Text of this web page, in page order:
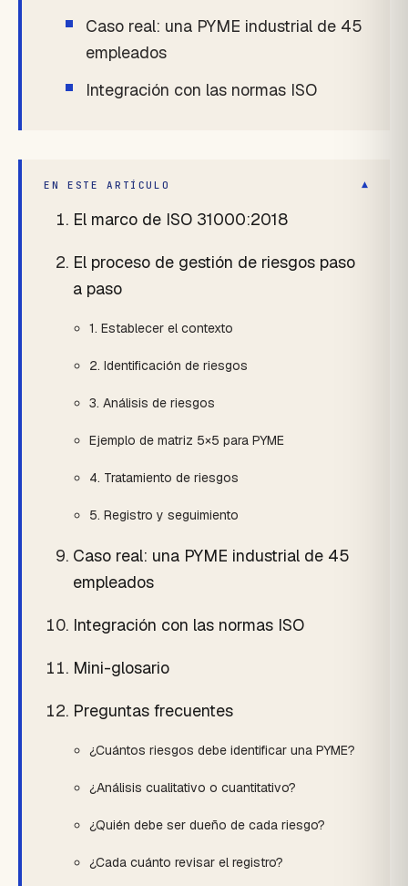
Caso real: una PYME industrial de 45
empleados
Integración con las normas ISO
EN ESTE ARTÍCULO ▾
El marco de ISO 31000:2018
El proceso de gestión de riesgos paso
a paso
1. Establecer el contexto
2. Identificación de riesgos
3. Análisis de riesgos
Ejemplo de matriz 5×5 para PYME
4. Tratamiento de riesgos
5. Registro y seguimiento
Caso real: una PYME industrial de 45
empleados
Integración con las normas ISO
Mini-glosario
Preguntas frecuentes
¿Cuántos riesgos debe identificar una PYME?
¿Análisis cualitativo o cuantitativo?
¿Quién debe ser dueño de cada riesgo?
¿Cada cuánto revisar el registro?